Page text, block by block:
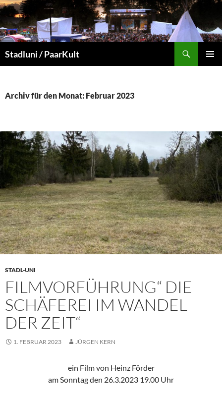
Stadluni / PaarKult
Archiv für den Monat: Februar 2023
STADL-UNI
FILMVORFÜHRUNG“ DIE
SCHÄFEREI IM WANDEL
DER ZEIT“
1. FEBRUAR 2023 JÜRGEN KERN
ein Film von Heinz Förder
am Sonntag den 26.3.2023 19.00 Uhr